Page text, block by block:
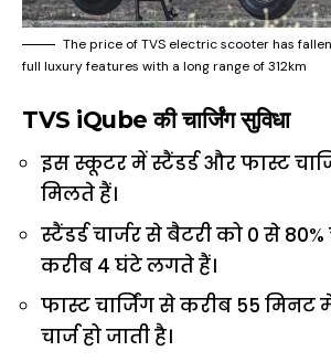
The price of TVS electric scooter has
full luxury features with a long range of 312km
TVS iQube की चार्जिंग सुविधा
इस स्कूटर में स्टैंडर्ड और फास्ट
मिलते हैं।
स्टैंडर्ड चार्जर से बैटरी को 0 से
करीब 4 घंटे लगते हैं।
फास्ट चार्जिंग से करीब 55 मिनट
चार्ज हो जाती है।